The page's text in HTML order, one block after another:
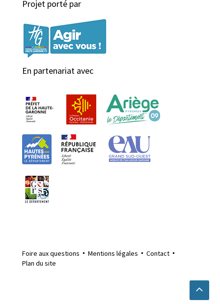
Projet porté par
En partenariat avec
Foire aux questions Mentions légales
Contact
Plan du site